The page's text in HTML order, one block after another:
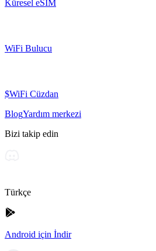
Küresel eSIM
WiFi Bulucu
$WiFi Cüzdan
BlogYardım merkezi
Bizi takip edin
Türkçe
Android için İndir